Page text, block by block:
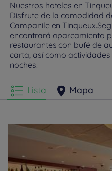
Nuestros hoteles en
Disfrute de la comodidad
Campanile en
encontrará aparcamiento
restaurantes con bufé de
carta, así como
noches.
Lista Mapa